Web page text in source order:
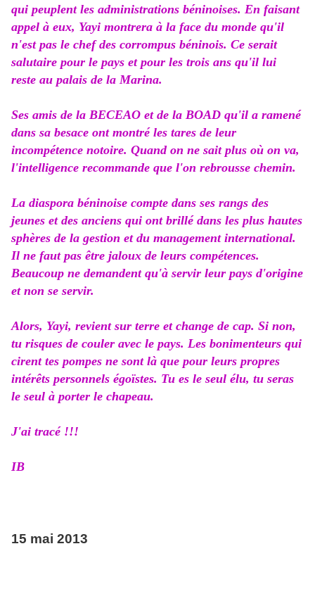
qui peuplent les administrations béninoises. En faisant
appel à eux, Yayi montrera à la face du monde qu'il
n'est pas le chef des corrompus béninois. Ce serait
salutaire pour le pays et pour les trois ans qu'il lui
reste au palais de la Marina.
Ses amis de la BECEAO et de la BOAD qu'il a ramené
dans sa besace ont montré les tares de leur
incompétence notoire. Quand on ne sait plus où on va,
l'intelligence recommande que l'on rebrousse chemin.
La diaspora béninoise compte dans ses rangs des
jeunes et des anciens qui ont brillé dans les plus hautes
sphères de la gestion et du management international.
Il ne faut pas être jaloux de leurs compétences.
Beaucoup ne demandent qu'à servir leur pays d'origine
et non se servir.
Alors, Yayi, revient sur terre et change de cap. Si non,
tu risques de couler avec le pays. Les bonimenteurs qui
cirent tes pompes ne sont là que pour leurs propres
intérêts personnels égoïstes. Tu es le seul élu, tu seras
le seul à porter le chapeau.
J'ai tracé !!!
IB
15 mai 2013